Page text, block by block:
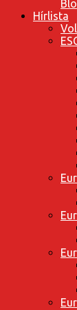
Hírlista